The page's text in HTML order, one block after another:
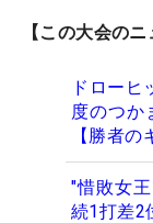
【この大会のニ
ドローヒ
度のつか
【勝者の
"惜敗女
続1打差2